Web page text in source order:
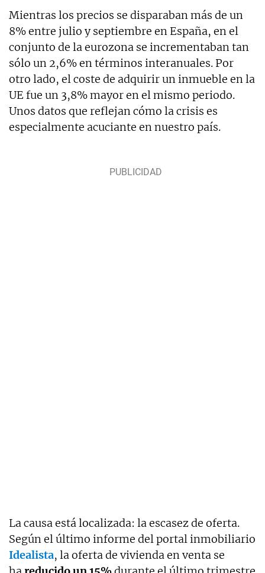
Mientras los precios se disparaban más de un
8% entre julio y septiembre en España, en el
conjunto de la eurozona se incrementaban tan
sólo un 2,6% en términos interanuales. Por
otro lado, el coste de adquirir un inmueble en la
UE fue un 3,8% mayor en el mismo periodo.
Unos datos que reflejan cómo la crisis es
especialmente acuciante en nuestro país.
La causa está localizada: la escasez de oferta.
Según el último informe del portal inmobiliario
Idealista, la oferta de vivienda en venta se